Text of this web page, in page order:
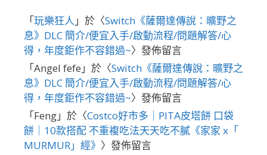
「玩樂狂人 」於〈Switch《薩爾達傳說：曠野之
息》DLC 簡介/便宜入手/啟動流程/問題解答/心
得，年度鉅作不容錯過~〉發佈留言
「Angel fefe 」於〈Switch《薩爾達傳說：曠野之
息》DLC 簡介/便宜入手/啟動流程/問題解答/心
得，年度鉅作不容錯過~〉發佈留言
「Feng」於〈Costco好市多｜PITA皮塔餅 口袋
餅｜10款搭配 不重複吃法天天吃不膩《家家 x「
MURMUR」經》 〉發佈留言